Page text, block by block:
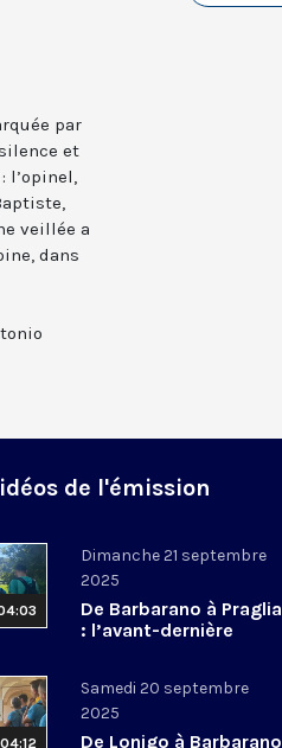
par
et
l’opinel,
veillée a
dans
de l'émission
Dimanche 21 septembre
2025
De Barbarano à Praglia
: l’avant-dernière
#CheminSaintAntoine
04:12
Samedi 20 septembre
2025
De Lonigo à Barbarano